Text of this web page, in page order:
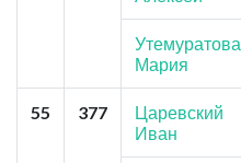
Утемуратова
Мария
55 377
Царевский
Иван